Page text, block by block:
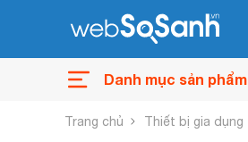
Danh mục sản phẩm
Trang chủ Thiết bị gia dụng